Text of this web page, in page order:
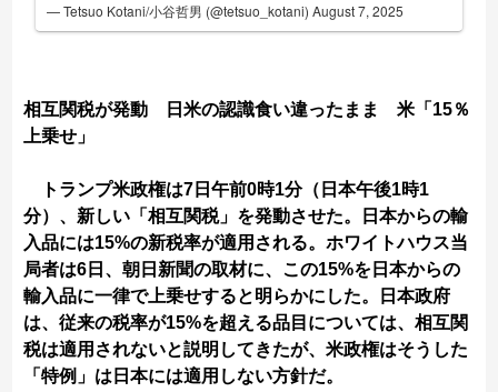
— Tetsuo Kotani/小谷哲男 (@tetsuo_kotani)August 7, 2025
相互関税が発動 日米の認識食い違ったまま 米「15％
上乗せ」
トランプ米政権は7日午前0時1分（日本午後1時1
分）、新しい「相互関税」を発動させた。日本からの輸
入品には15%の新税率が適用される。ホワイトハウス当
局者は6日、朝日新聞の取材に、この15%を日本からの
輸入品に一律で上乗せすると明らかにした。日本政府
は、従来の税率が15%を超える品目については、相互関
税は適用されないと説明してきたが、米政権はそうした
「特例」は日本には適用しない方針だ。